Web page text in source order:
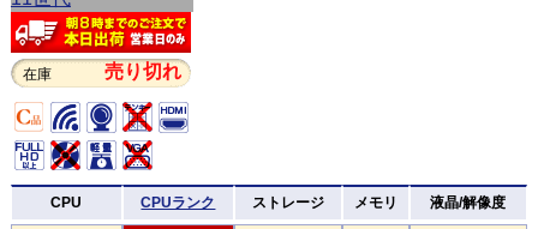
在庫 売り切れ
CPU CPUランク ストレージ メモリ 液晶/解像度